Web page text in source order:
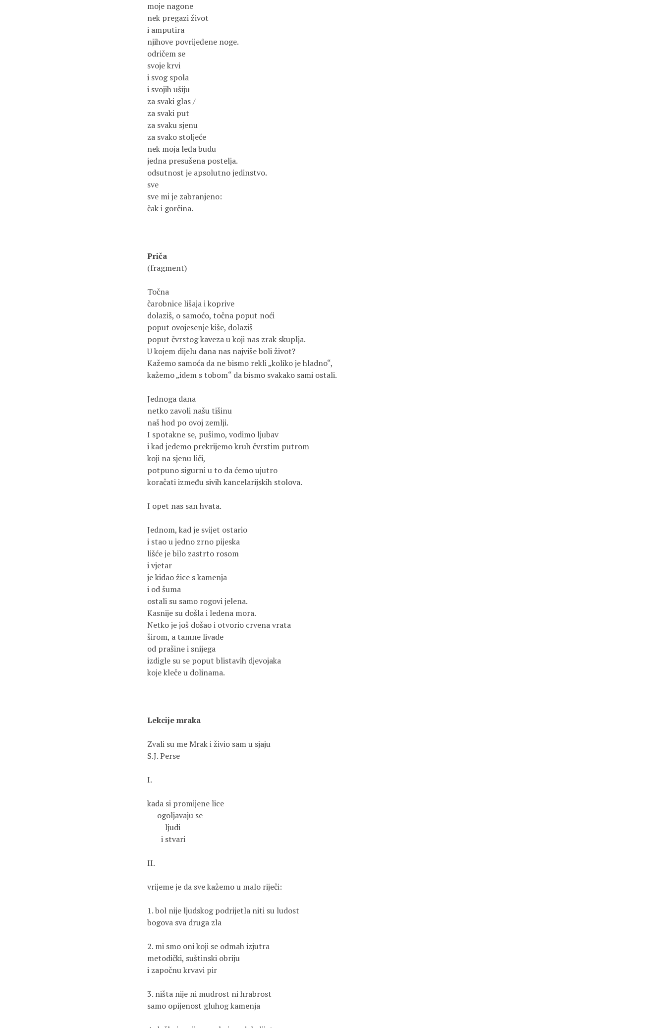
moje nagone
nek pregazi život
i amputira
njihove povrijeđene noge.
odričem se
svoje krvi
i svog spola
i svojih ušiju
za svaki glas /
za svaki put
za svaku sjenu
za svako stoljeće
nek moja leđa budu
jedna presušena postelja.
odsutnost je apsolutno jedinstvo.
sve
sve mi je zabranjeno:
čak i gorčina.
Priča
(fragment)
Točna
čarobnice lišaja i koprive
dolaziš, o samoćo, točna poput noći
poput ovojesenje kiše, dolaziš
poput čvrstog kaveza u koji nas zrak skuplja.
U kojem dijelu dana nas najviše boli život?
Kažemo samoća da ne bismo rekli „koliko je hladno“,
kažemo „idem s tobom“ da bismo svakako sami ostali.
Jednoga dana
netko zavoli našu tišinu
naš hod po ovoj zemlji.
I spotakne se, pušimo, vodimo ljubav
i kad jedemo prekrijemo kruh čvrstim putrom
koji na sjenu liči,
potpuno sigurni u to da ćemo ujutro
koračati između sivih kancelarijskih stolova.
I opet nas san hvata.
Jednom, kad je svijet ostario
i stao u jedno zrno pijeska
lišće je bilo zastrto rosom
i vjetar
je kidao žice s kamenja
i od šuma
ostali su samo rogovi jelena.
Kasnije su došla i ledena mora.
Netko je još došao i otvorio crvena vrata
širom, a tamne livade
od prašine i snijega
izdigle su se poput blistavih djevojaka
koje kleče u dolinama.
Lekcije mraka
Zvali su me Mrak i živio sam u sjaju
S.J. Perse
I.
kada si promijene lice
II.
vrijeme je da sve kažemo u malo riječi:
1. bol nije ljudskog podrijetla niti su ludost
bogova sva druga zla
2. mi smo oni koji se odmah izjutra
metodički, suštinski obriju
i započnu krvavi pir
3. ništa nije ni mudrost ni hrabrost
samo opijenost gluhog kamenja